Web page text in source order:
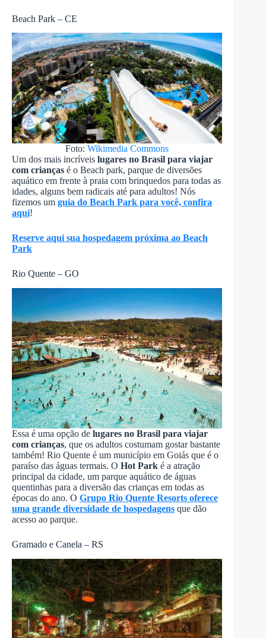
Beach Park – CE
Foto:Wikimedia Commons
Um dos mais incríveis lugares no Brasil para viajar
com crianças é o Beach park, parque de diversões
aquático em frente à praia com brinquedos para todas as
idades, alguns bem radicais até para adultos! Nós
fizemos um guia do Beach Park para você, confira
aqui!
Reserve aqui sua hospedagem próxima ao Beach
Park
Rio Quente – GO
Essa é uma opção de lugares no Brasil para viajar
com crianças, que os adultos costumam gostar bastante
também! Rio Quente é um município em Goiás que é o
paraíso das águas termais. O Hot Park é a atração
principal da cidade, um parque aquático de águas
quentinhas para a diversão das crianças em todas as
épocas do ano. O Grupo Rio Quente Resorts oferece
uma grande diversidade de hospedagens que dão
acesso ao parque.
Gramado e Canela – RS